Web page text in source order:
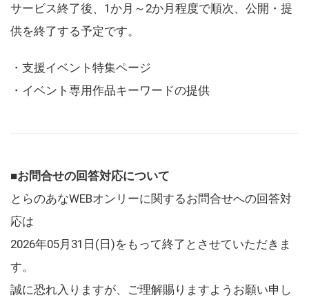
サービス終了後、1か月～2か月程度で順次、公開・提
供を終了する予定です。
・支援イベント特集ページ
・イベント専用作品キーワードの提供
■お問合せの回答対応について
とらのあなWEBオンリーに関するお問合せへの回答対
応は
2026年05月31日(日)をもって終了とさせていただきま
す。
誠に恐れ入りますが、ご理解賜りますようお願い申し